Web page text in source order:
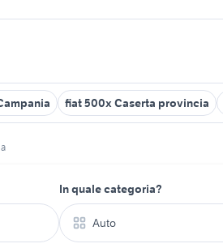
fiat 500x Caserta provincia
In quale categoria?
Auto